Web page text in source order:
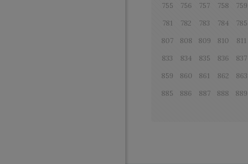
755
756 757 758 759
781
782 783 784 785
807
808 809 810 811
833
834 835 836 837
859
860 861 862 863
885
886 887 888 889